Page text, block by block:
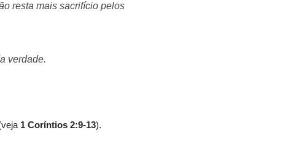
resta mais sacrifício pelos
verdade.
1 Coríntios 2:9-13).